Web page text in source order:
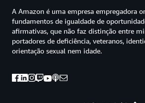
A Amazon é uma empresa empregadora
fundamentos de igualdade de
afirmativas, que não faz distinção entre
portadores de deficiência, veteranos,
orientação sexual nem idade.